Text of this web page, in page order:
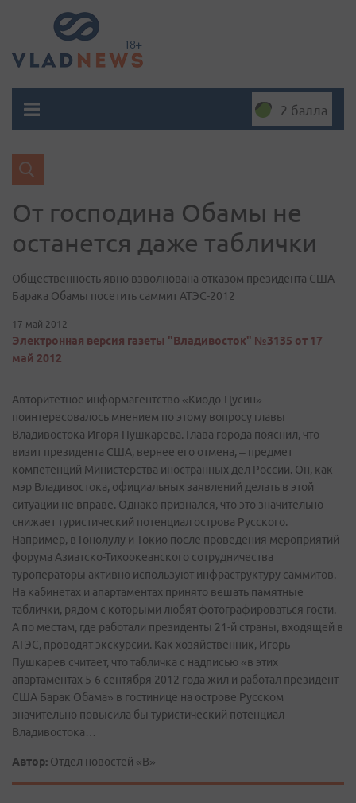
2 балла
От господина Обамы не
останется даже таблички
Общественность явно взволнована отказом президента США
Барака Обамы посетить саммит АТЭС-2012
17 май 2012
Электронная версия газеты "Владивосток" №3135 от 17
май 2012
Авторитетное информагентство «Киодо-Цусин»
поинтересовалось мнением по этому вопросу главы
Владивостока Игоря Пушкарева. Глава города пояснил, что
визит президента США, вернее его отмена, – предмет
компетенций Министерства иностранных дел России. Он, как
мэр Владивостока, официальных заявлений делать в этой
ситуации не вправе. Однако признался, что это значительно
снижает туристический потенциал острова Русского.
Например, в Гонолулу и Токио после проведения мероприятий
форума Азиатско-Тихоокеанского сотрудничества
туроператоры активно используют инфраструктуру саммитов.
На кабинетах и апартаментах принято вешать памятные
таблички, рядом с которыми любят фотографироваться гости.
А по местам, где работали президенты 21-й страны, входящей в
АТЭС, проводят экскурсии. Как хозяйственник, Игорь
Пушкарев считает, что табличка с надписью «в этих
апартаментах 5-6 сентября 2012 года жил и работал президент
США Барак Обама» в гостинице на острове Русском
значительно повысила бы туристический потенциал
Владивостока…
Автор: Отдел новостей «В»